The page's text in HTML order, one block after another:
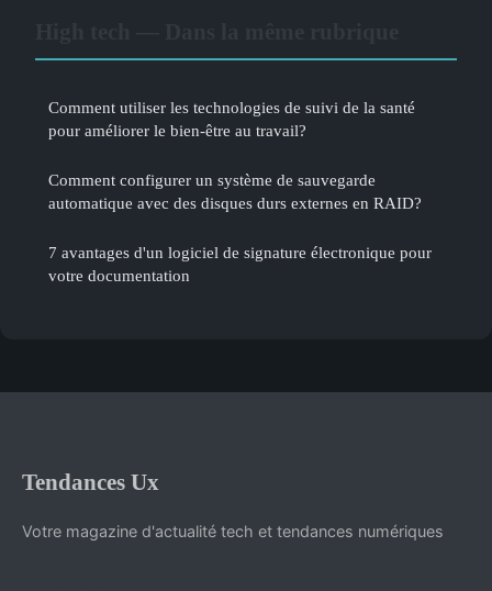
Comment utiliser les technologies de suivi de la santé
pour améliorer le bien-être au travail?
Comment configurer un système de sauvegarde
automatique avec des disques durs externes en RAID?
7 avantages d'un logiciel de signature électronique pour
votre documentation
Tendances Ux
Votre magazine d'actualité tech et tendances numériques